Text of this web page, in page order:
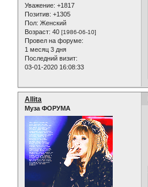
Уважение: +1817
Позитив: +1305
Пол: Женский
Возраст: 40 [1986-06-10]
Провел на форуме:
1 месяц 3 дня
Последний визит:
03-01-2020 16:08:33
Allita
Муза ФОРУМА